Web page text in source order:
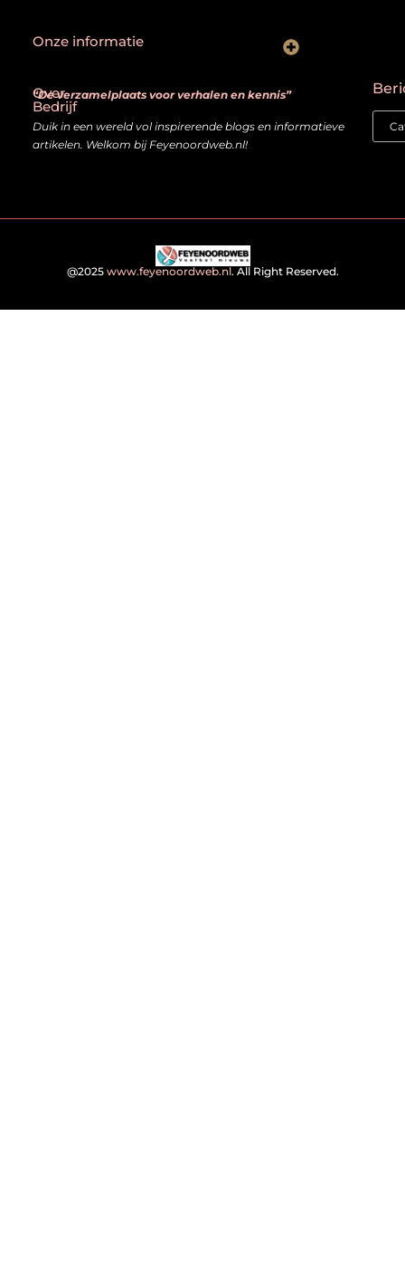
Over
Bedrijf
“De verzamelplaats voor verhalen en kennis”
Duik in een wereld vol inspirerende blogs en informatieve
artikelen. Welkom bij Feyenoordweb.nl!
Onze informatie
@2025 www.feyenoordweb.nl. All Right Reserved.